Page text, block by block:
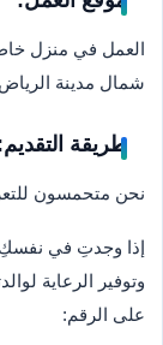
العمل في منزل خاص
شمال مدينة
طريقة
نحن متحمسون
إذا وجدتِ في نفسكِ
وتوفير الرعاية
على الرقم: